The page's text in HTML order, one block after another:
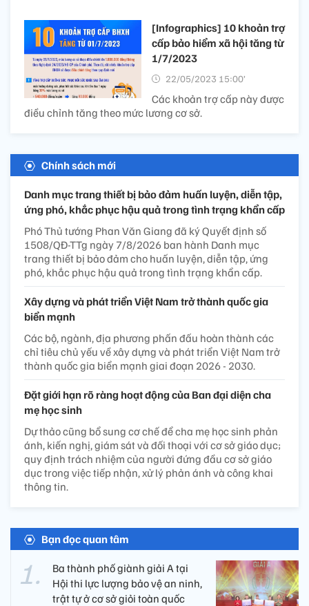
[Infographics] 10 khoản trợ
cấp bảo hiểm xã hội tăng từ
1/7/2023
22/05/2023 15:00’
Các khoản trợ cấp này được
điều chỉnh tăng theo mức lương cơ sở.
Chính sách mới
Danh mục trang thiết bị bảo đảm huấn luyện, diễn tập,
ứng phó, khắc phục hậu quả trong tình trạng khẩn cấp
Phó Thủ tướng Phan Văn Giang đã ký Quyết định số
1508/QĐ-TTg ngày 7/8/2026 ban hành Danh mục
trang thiết bị bảo đảm cho huấn luyện, diễn tập, ứng
phó, khắc phục hậu quả trong tình trạng khẩn cấp.
Xây dựng và phát triển Việt Nam trở thành quốc gia
biển mạnh
Các bộ, ngành, địa phương phấn đấu hoàn thành các
chỉ tiêu chủ yếu về xây dựng và phát triển Việt Nam trở
thành quốc gia biển mạnh giai đoạn 2026 - 2030.
Đặt giới hạn rõ ràng hoạt động của Ban đại diện cha
mẹ học sinh
Dự thảo cũng bổ sung cơ chế để cha mẹ học sinh phản
ánh, kiến nghị, giám sát và đối thoại với cơ sở giáo dục;
quy định trách nhiệm của người đứng đầu cơ sở giáo
dục trong việc tiếp nhận, xử lý phản ánh và công khai
thông tin.
Bạn đọc quan tâm
Ba thành phố giành giải A tại
Hội thi lực lượng bảo vệ an ninh,
trật tự ở cơ sở giỏi toàn quốc